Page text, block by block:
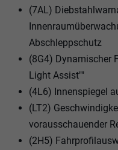
(7AL)
Abschleppschutz
(8G4) Dynamischer
Light Assist""
(4L6) Innenspiegel
(LT2)
vorausschauender
(2H5)